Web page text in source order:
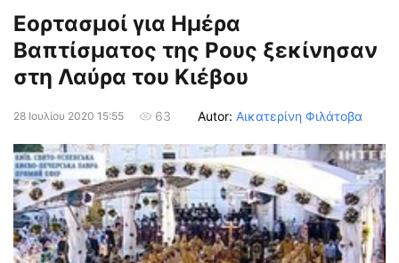
Εορτασμοί για Ημέρα
Βαπτίσματος της Ρους ξεκίνησαν
στη Λαύρα του Κιέβου
28 Ιουλίου 2020 15:55 63 Autor: Αικατερίνη Φιλάτοβα